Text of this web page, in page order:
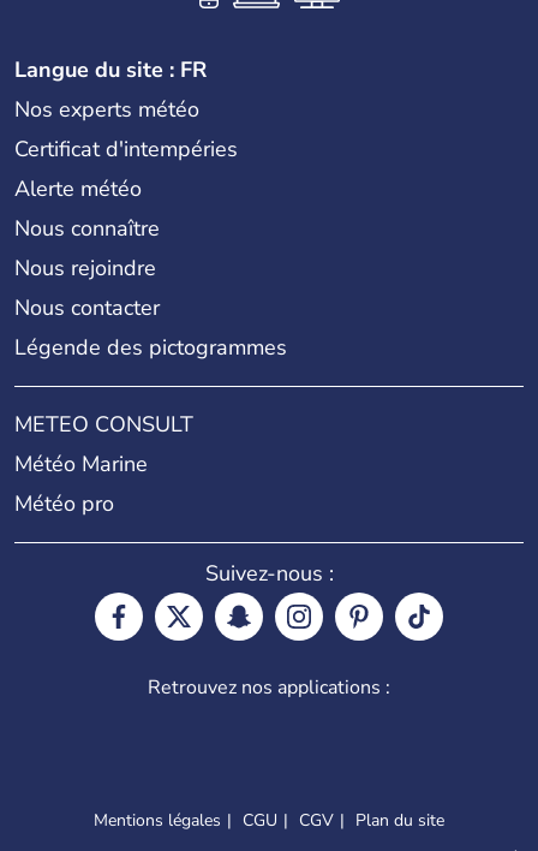
Langue du site : FR
Nos experts météo
Certificat d'intempéries
Alerte météo
Nous connaître
Nous rejoindre
Nous contacter
Légende des pictogrammes
METEO CONSULT
Météo Marine
Météo pro
Suivez-nous :
Retrouvez nos applications :
Mentions légales CGU CGV
Plan du site